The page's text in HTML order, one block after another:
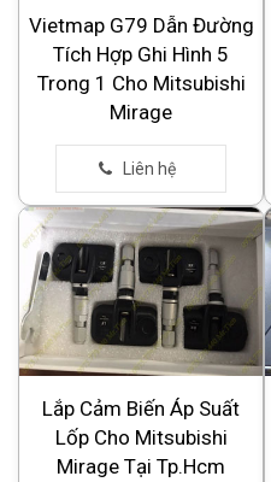
Vietmap G79 Dẫn Đường
Tích Hợp Ghi Hình 5
Trong 1 Cho Mitsubishi
Mirage
Lắp Cảm Biến Áp Suất
Lốp Cho Mitsubishi
Mirage Tại Tp.Hcm